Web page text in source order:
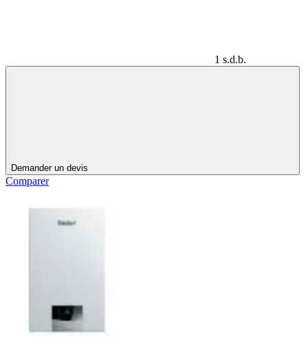
1 s.d.b.
Demander un devis
Comparer